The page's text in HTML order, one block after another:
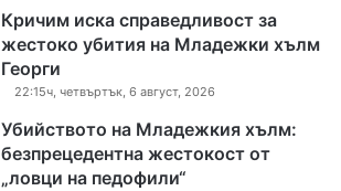
Кричим иска справедливост за
жестоко убития на Младежки хълм
Георги
22:15ч, четвъртък, 6 август, 2026
Убийството на Младежкия хълм:
безпрецедентна жестокост от
„ловци на педофили“